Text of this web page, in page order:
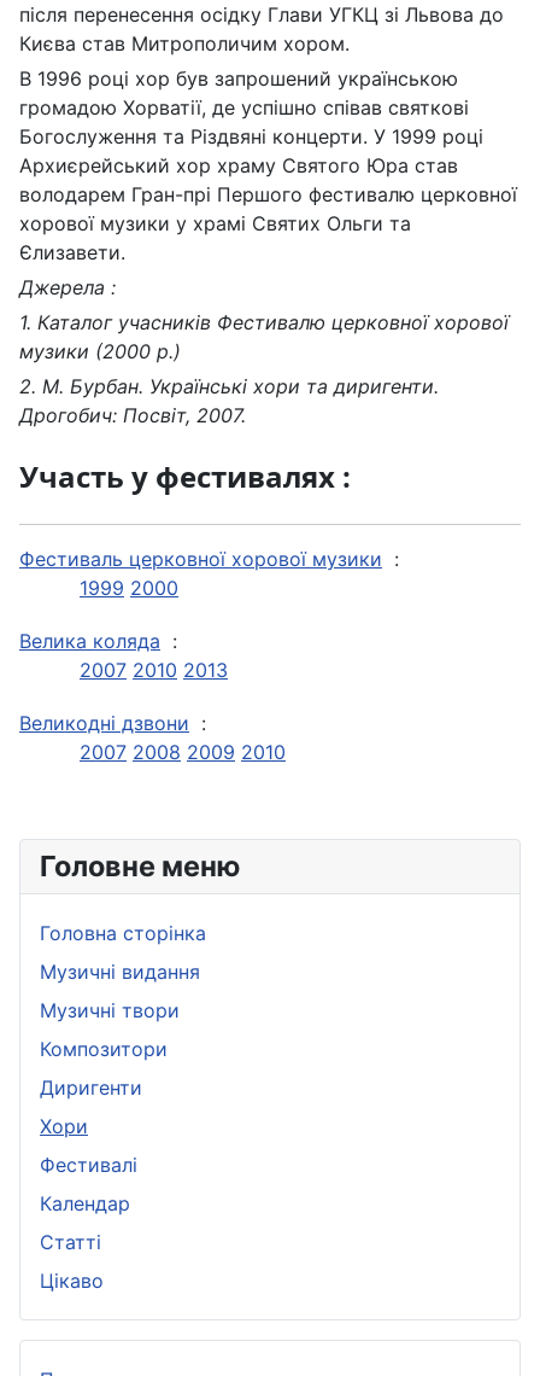
Головне меню
Головна сторінка
Музичні видання
Музичні твори
Композитори
Диригенти
Хори
Фестивалі
Календар
Статті
Цікаво
після перенесення осідку Глави УГКЦ зі Львова до
Києва став Митрополичим хором.
В 1996 році хор був запрошений українською
громадою Хорватії, де успішно співав святкові
Богослуження та Різдвяні концерти. У 1999 році
Архиєрейський хор храму Святого Юра став
володарем Гран-прі Першого фестивалю церковної
хорової музики у храмі Святих Ольги та
Єлизавети.
Джерела :
1. Каталог учасників Фестивалю церковної хорової
музики (2000 р.)
2. М. Бурбан. Українські хори та диригенти.
Дрогобич: Посвіт, 2007.
Участь у фестивалях :
Фестиваль церковної хорової музики :
1999 2000
Велика коляда :
2007 2010 2013
Великодні дзвони :
2007 2008 2009 2010